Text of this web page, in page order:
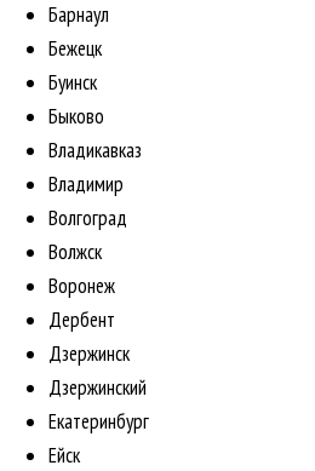
Барнаул
Бежецк
Буинск
Быково
Владикавказ
Владимир
Волгоград
Волжск
Воронеж
Дербент
Дзержинск
Дзержинский
Екатеринбург
Ейск